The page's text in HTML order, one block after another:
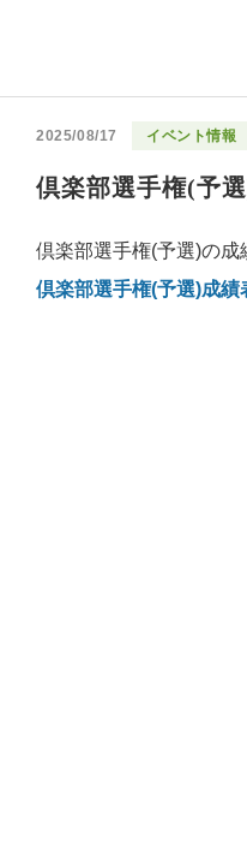
2025/08/17 イベント情報
倶楽部選手権(予
倶楽部選手権(予選)の成
倶楽部選手権(予選)成績